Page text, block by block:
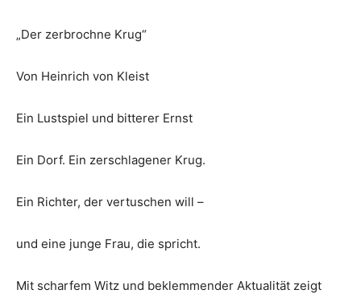
„Der zerbrochne Krug“
Von Heinrich von Kleist
Ein Lustspiel und bitterer Ernst
Ein Dorf. Ein zerschlagener Krug.
Ein Richter, der vertuschen will –
und eine junge Frau, die spricht.
Mit scharfem Witz und beklemmender Aktualität zeigt